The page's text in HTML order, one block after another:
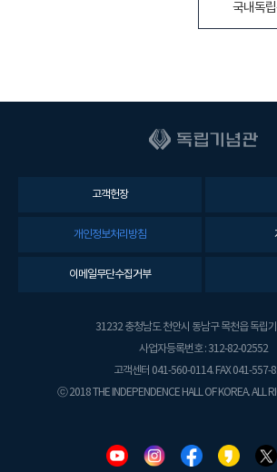
국내독
고객헌장
개인정보처리방침
이메일무단수집거부
31232 충청남도 천안시 동남구 목천읍 독립
사업자등록번호 : 312-82-02552
고객센터 041-560-0114. FAX 041-557-
ⓒ 2018 THE INDEPENDENCE HALL OF KOREA. ALL